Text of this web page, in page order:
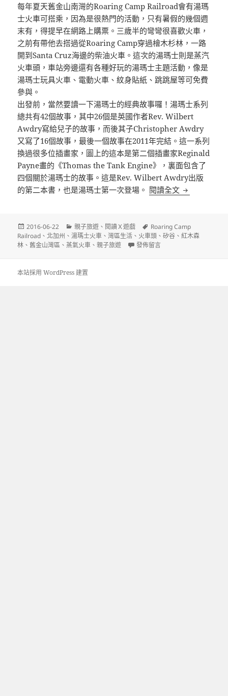
每年夏天舊金山南灣的Roaring Camp Railroad會有湯瑪
士火車可搭乘，因為是很熱門的活動，只有暑假的幾個週
末有，得提早在網路上購票。三歲半的彎彎很喜歡火車，
之前有帶他去搭過從Roaring Camp穿過檜木杉林，一路
開到Santa Cruz海邊的柴油火車。這次的湯瑪士則是蒸汽
火車頭，車站旁邊還有各種好玩的湯瑪士主題活動，像是
湯瑪士玩具火車、電動火車、紋身貼紙、跳跳屋等可免費
參與。
出發前，當然要讀一下湯瑪士的經典故事囉！湯瑪士系列
總共有42個故事，其中26個是英國作者Rev. Wilbert
Awdry寫給兒子的故事，而後其子Christopher Awdry
又寫了16個故事，最後一個故事在2011年完結。這一系列
換過很多位插畫家，圖上的這本是第二個插畫家Reginald
Payne畫的《Thomas the Tank Engine》，裏面包含了
四個關於湯瑪士的故事。這是Rev. Wilbert Awdry出版
的第二本書，也是湯瑪士第一次登場。 閱讀全文 Roaring
發
佈
日
2016-06-22
分
類
親子旅遊 、 閱讀Ｘ遊戲
標
籤
Roaring Camp
Railroad 、北加州 、湯瑪士火車 、灣區生活 、 火車頭 、矽谷 、紅木森
林 、舊金山灣區 、蒸氣火車 、親子旅遊 在〈Roaring Camp Railroad湯瑪
發佈留言
本站採用 WordPress 建置